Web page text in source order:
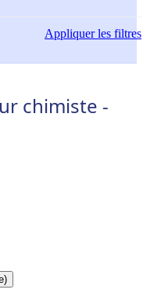
Appliquerles filtres
chimiste -